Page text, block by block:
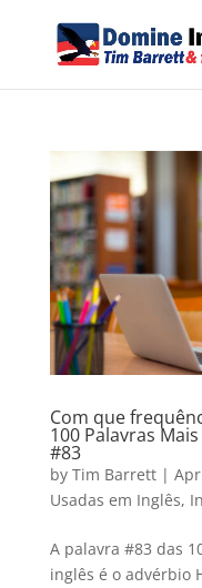
Com que
100 Palavras
#83
by Tim Barrett|
Usadas em Inglês,
A palavra #83 das
inglês é o advérbio